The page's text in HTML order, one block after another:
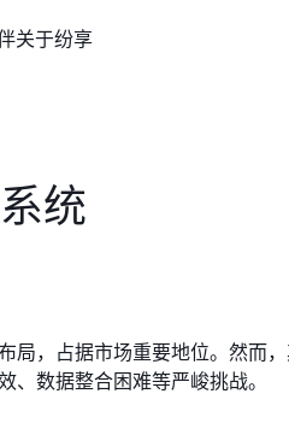
关于纷享
统
局，占据市场重要地位。然而
数据整合困难等严峻挑战。